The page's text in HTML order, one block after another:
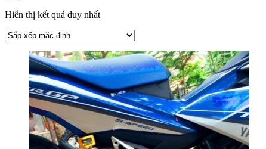
Hiển thị kết quả duy nhất